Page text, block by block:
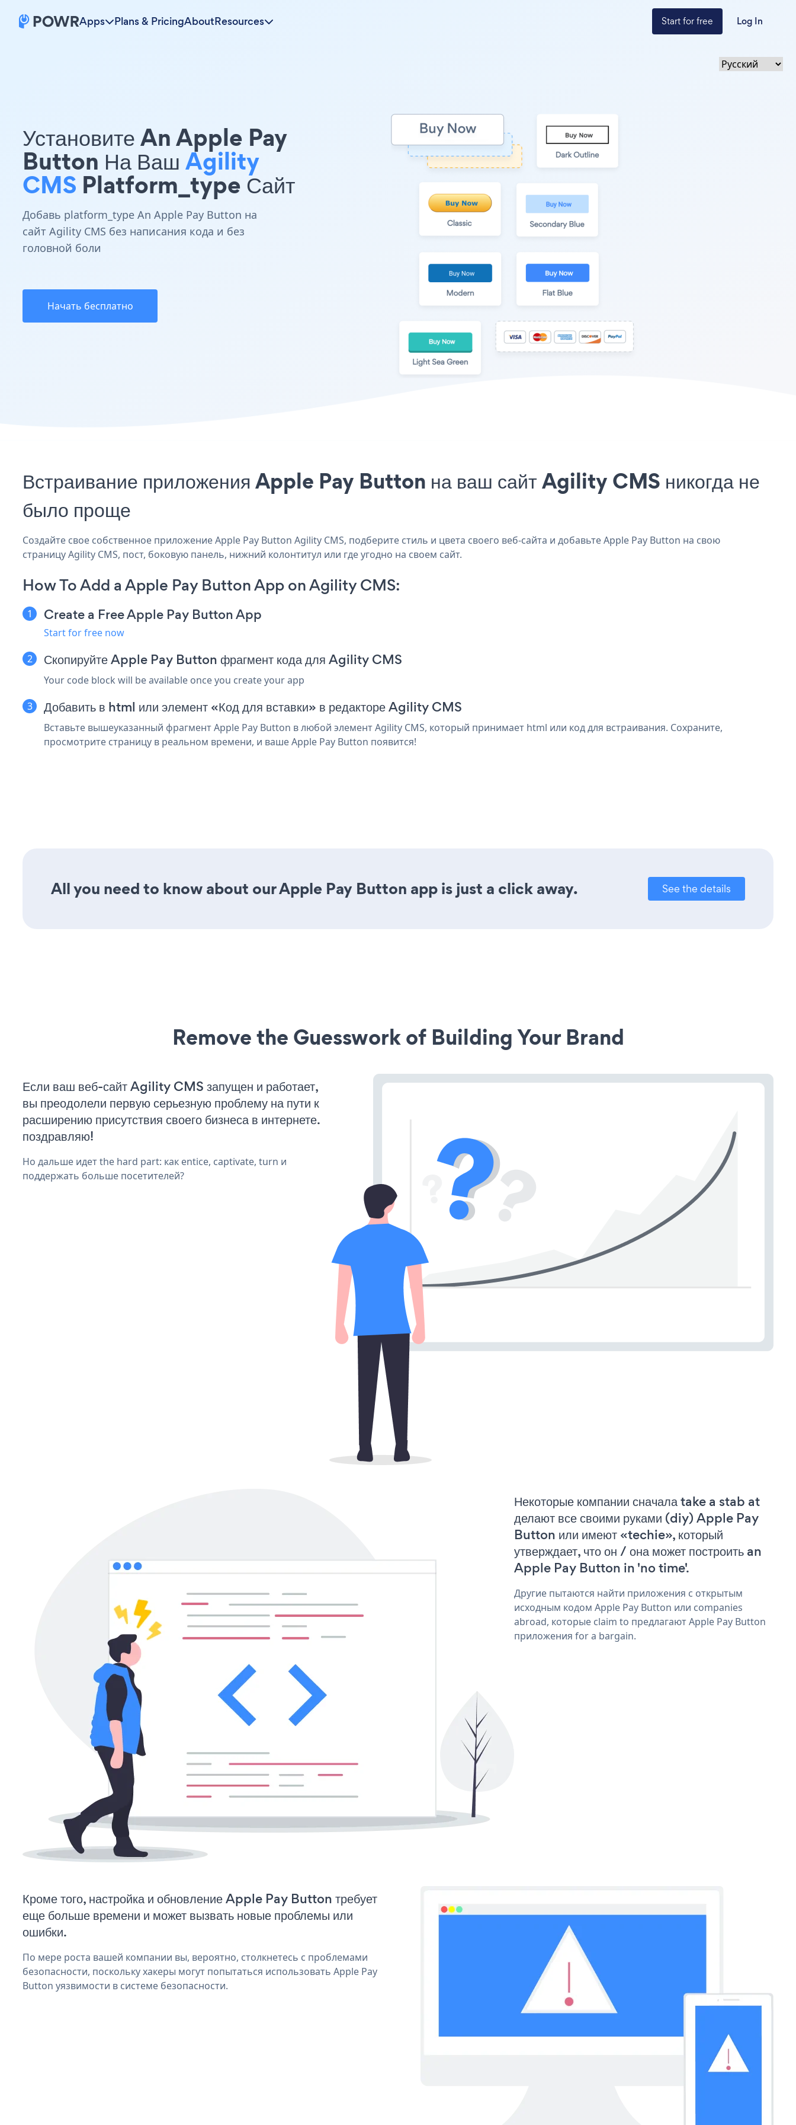
Apps Plans & PricingAboutResources Start for free Log In
Установите An Apple Pay
Button На ВашAgility
CMS Platform_type Сайт
Добавь platform_type An Apple Pay Button на
сайт Agility CMS без написания кода и без
головной боли
Начать бесплатно
Встраивание приложения Apple Pay Button на ваш сайт Agility CMS никогда не
было проще
Создайте свое собственное приложение Apple Pay Button Agility CMS, подберите стиль и цвета своего веб-сайта и добавьте Apple Pay Button на свою
страницу Agility CMS, пост, боковую панель, нижний колонтитул или где угодно на своем сайт.
How To Add a Apple Pay Button App on Agility CMS:
Create a Free Apple Pay Button App
Start for free now
Скопируйте Apple Pay Button фрагмент кода для Agility CMS
Your code block will be available once you create your app
Добавить в html или элемент «Код для вставки» в редакторе Agility CMS
Вставьте вышеуказанный фрагмент Apple Pay Button в любой элемент Agility CMS, который принимает html или код для встраивания. Сохраните,
просмотрите страницу в реальном времени, и ваше Apple Pay Button появится!
All you need to know about our Apple Pay Button app is just a click away. See the details
Remove the Guesswork of Building Your Brand
Если ваш веб-сайт Agility CMS запущен и работает,
вы преодолели первую серьезную проблему на пути к
расширению присутствия своего бизнеса в интернете.
поздравляю!
Но дальше идет the hard part: как entice, captivate, turn и
поддержать больше посетителей?
Некоторые компании сначала take a stab at
делают все своими руками (diy) Apple Pay
Button или имеют «techie», который
утверждает, что он / она может построить an
Apple Pay Button in 'no time'.
Другие пытаются найти приложения с открытым
исходным кодом Apple Pay Button или companies
abroad, которые claim to предлагают Apple Pay Button
приложения for a bargain.
Кроме того, настройка и обновление Apple Pay Button требует
еще больше времени и может вызвать новые проблемы или
ошибки.
По мере роста вашей компании вы, вероятно, столкнетесь с проблемами
безопасности, поскольку хакеры могут попытаться использовать Apple Pay
Button уязвимости в системе безопасности.